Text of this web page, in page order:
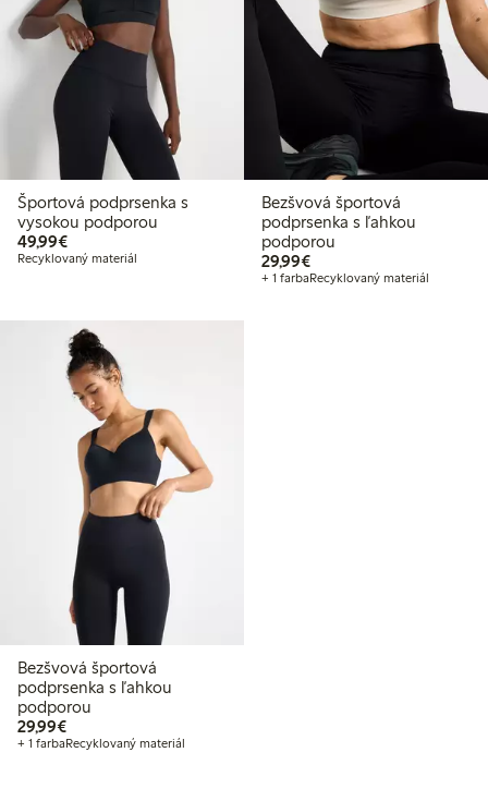
Športová podprsenka s
vysokou podporou
49,99€49,99 €
Recyklovaný materiál
Bezšvová športová
podprsenka s ľahkou
podporou
29,99€29,99 €
+ 1 farbaRecyklovaný materiál
Bezšvová športová
podprsenka s ľahkou
podporou
29,99€29,99 €
+ 1 farbaRecyklovaný materiál